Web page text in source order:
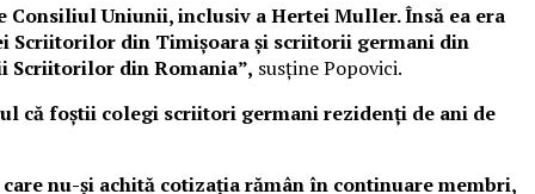
Consiliul Uniunii, inclusiv a Hertei Muller. Însă ea era
Scriitorilor din Timişoara şi scriitorii germani din
Scriitorilor din Romania”, susţine Popovici.
că foştii colegi scriitori germani rezidenţi de ani de
nu-şi achită cotizaţia rămân în continuare membri,